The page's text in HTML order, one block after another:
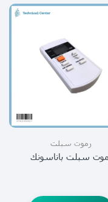
رموت سبلت
سبلت باناسونك